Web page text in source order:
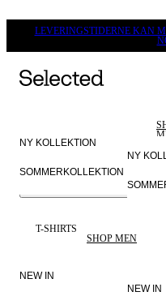
LEVERINGSTIDERNE KAN
NY KOLLEKTION
SOMMERKOLLEKTION
NY
SELECTED
LINEN
T-SHIRTS
NEW IN
SHOP MEN
NEW IN